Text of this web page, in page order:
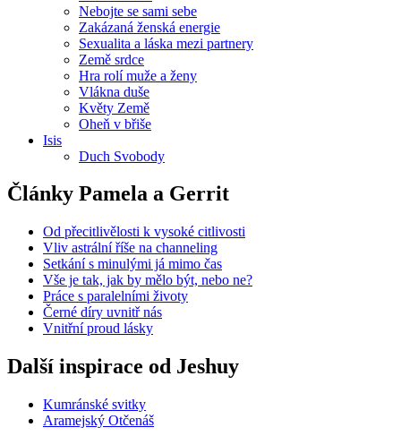
Nebojte se sami sebe
Zakázaná ženská energie
Sexualita a láska mezi partnery
Země srdce
Hra rolí muže a ženy
Vlákna duše
Květy Země
Oheň v břiše
Isis
Duch Svobody
Články Pamela a Gerrit
Od přecitlivělosti k vysoké citlivosti
Vliv astrální říše na channeling
Setkání s minulými já mimo čas
Vše je tak, jak by mělo být, nebo ne?
Práce s paralelními životy
Černé díry uvnitř nás
Vnitřní proud lásky
Další inspirace od Jeshuy
Kumránské svitky
Aramejský Otčenáš